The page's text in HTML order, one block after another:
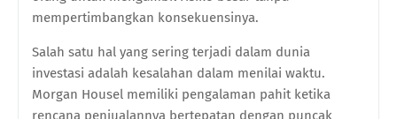
mempertimbangkan konsekuensinya.
Salah satu hal yang sering terjadi dalam dunia
investasi adalah kesalahan dalam menilai waktu.
Morgan Housel memiliki pengalaman pahit ketika
rencana penjualannya bertepatan dengan puncak